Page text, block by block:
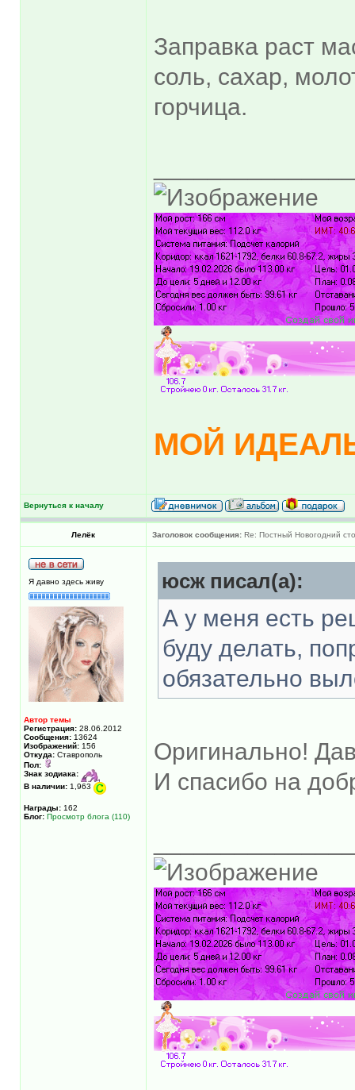
Заправка раст
соль, сахар,
горчица.
МОЙ
Вернуться к началу
Лелёк Заголовок сообщения: Re: Постный Новогодний
Я давно здесь живу
Автор темы
Регистрация: 28.06.2012
Сообщения: 13624
Изображений: 156
Откуда: Ставрополь
Пол:
Знак зодиака:
В наличии: 1,963
Награды: 162
Блог: Просмотр блога (110)
юсж писал(а):
А у меня есть
буду делать,
обязательно
Оригинально!
И спасибо на